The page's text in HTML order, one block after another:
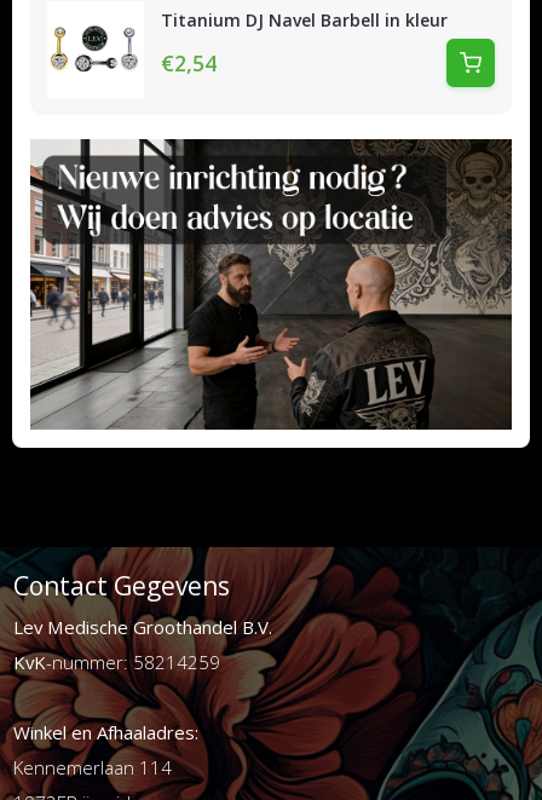
Titanium DJ Navel Barbell in kleur
€2,54
Contact Gegevens
Lev Medische Groothandel B.V.
KvK-nummer: 58214259
Winkel en Afhaaladres:
Kennemerlaan 114